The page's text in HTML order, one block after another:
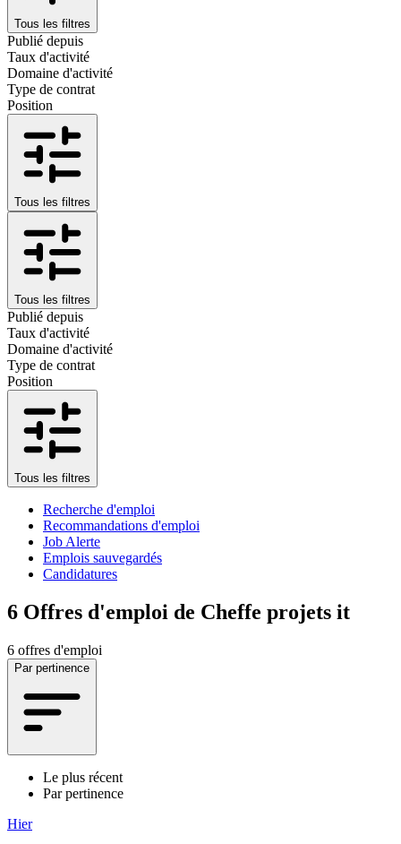
Tous les filtres
Publié depuis
Taux d'activité
Domaine d'activité
Type de contrat
Position
Tous les filtres
Tous les filtres
Publié depuis
Taux d'activité
Domaine d'activité
Type de contrat
Position
Tous les filtres
Recherche d'emploi
Recommandations d'emploi
Job Alerte
Emplois sauvegardés
Candidatures
6 Offres d'emploi de Cheffe projets it
6 offres d'emploi
Par pertinence
Le plus récent
Par pertinence
Hier